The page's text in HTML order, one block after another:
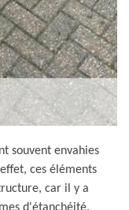
souvent envahies
ces éléments
car il y a
d'étanchéité.